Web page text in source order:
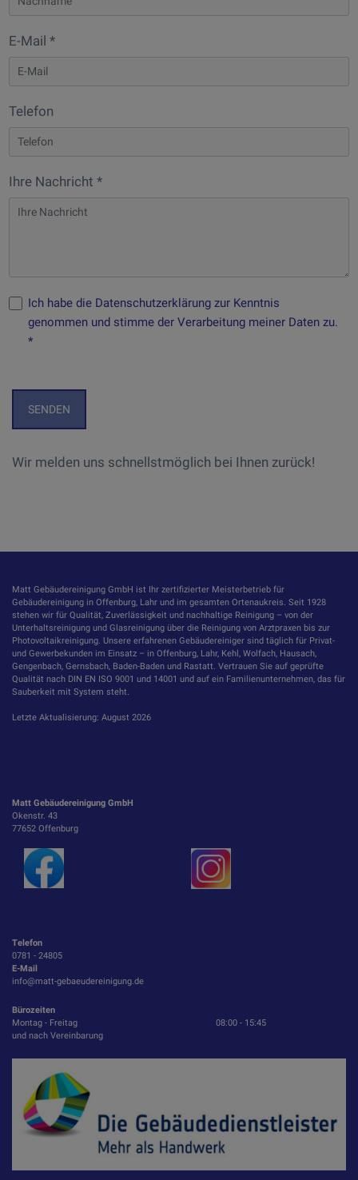
E-Mail *
Telefon
Ihre Nachricht *
Ich habe die Datenschutzerklärung zur Kenntnis
genommen und stimme der Verarbeitung meiner Daten zu.
*
Wir melden uns schnellstmöglich bei Ihnen zurück!
Matt Gebäudereinigung GmbH ist Ihr zertifizierter Meisterbetrieb für
Gebäudereinigung in Offenburg, Lahr und im gesamten Ortenaukreis. Seit 1928
stehen wir für Qualität, Zuverlässigkeit und nachhaltige Reinigung – von der
Unterhaltsreinigung und Glasreinigung über die Reinigung von Arztpraxen bis zur
Photovoltaikreinigung. Unsere erfahrenen Gebäudereiniger sind täglich für Privat-
und Gewerbekunden im Einsatz – in Offenburg, Lahr, Kehl, Wolfach, Hausach,
Gengenbach, Gernsbach, Baden-Baden und Rastatt. Vertrauen Sie auf geprüfte
Qualität nach DIN EN ISO 9001 und 14001 und auf ein Familienunternehmen, das für
Sauberkeit mit System steht.
Letzte Aktualisierung: August 2026
Matt Gebäudereinigung GmbH
Okenstr. 43
77652 Offenburg
Telefon
0781 - 24805
E-Mail
info@matt-gebaeudereinigung.de
Bürozeiten
Montag - Freitag
08:00 - 15:45
und nach Vereinbarung